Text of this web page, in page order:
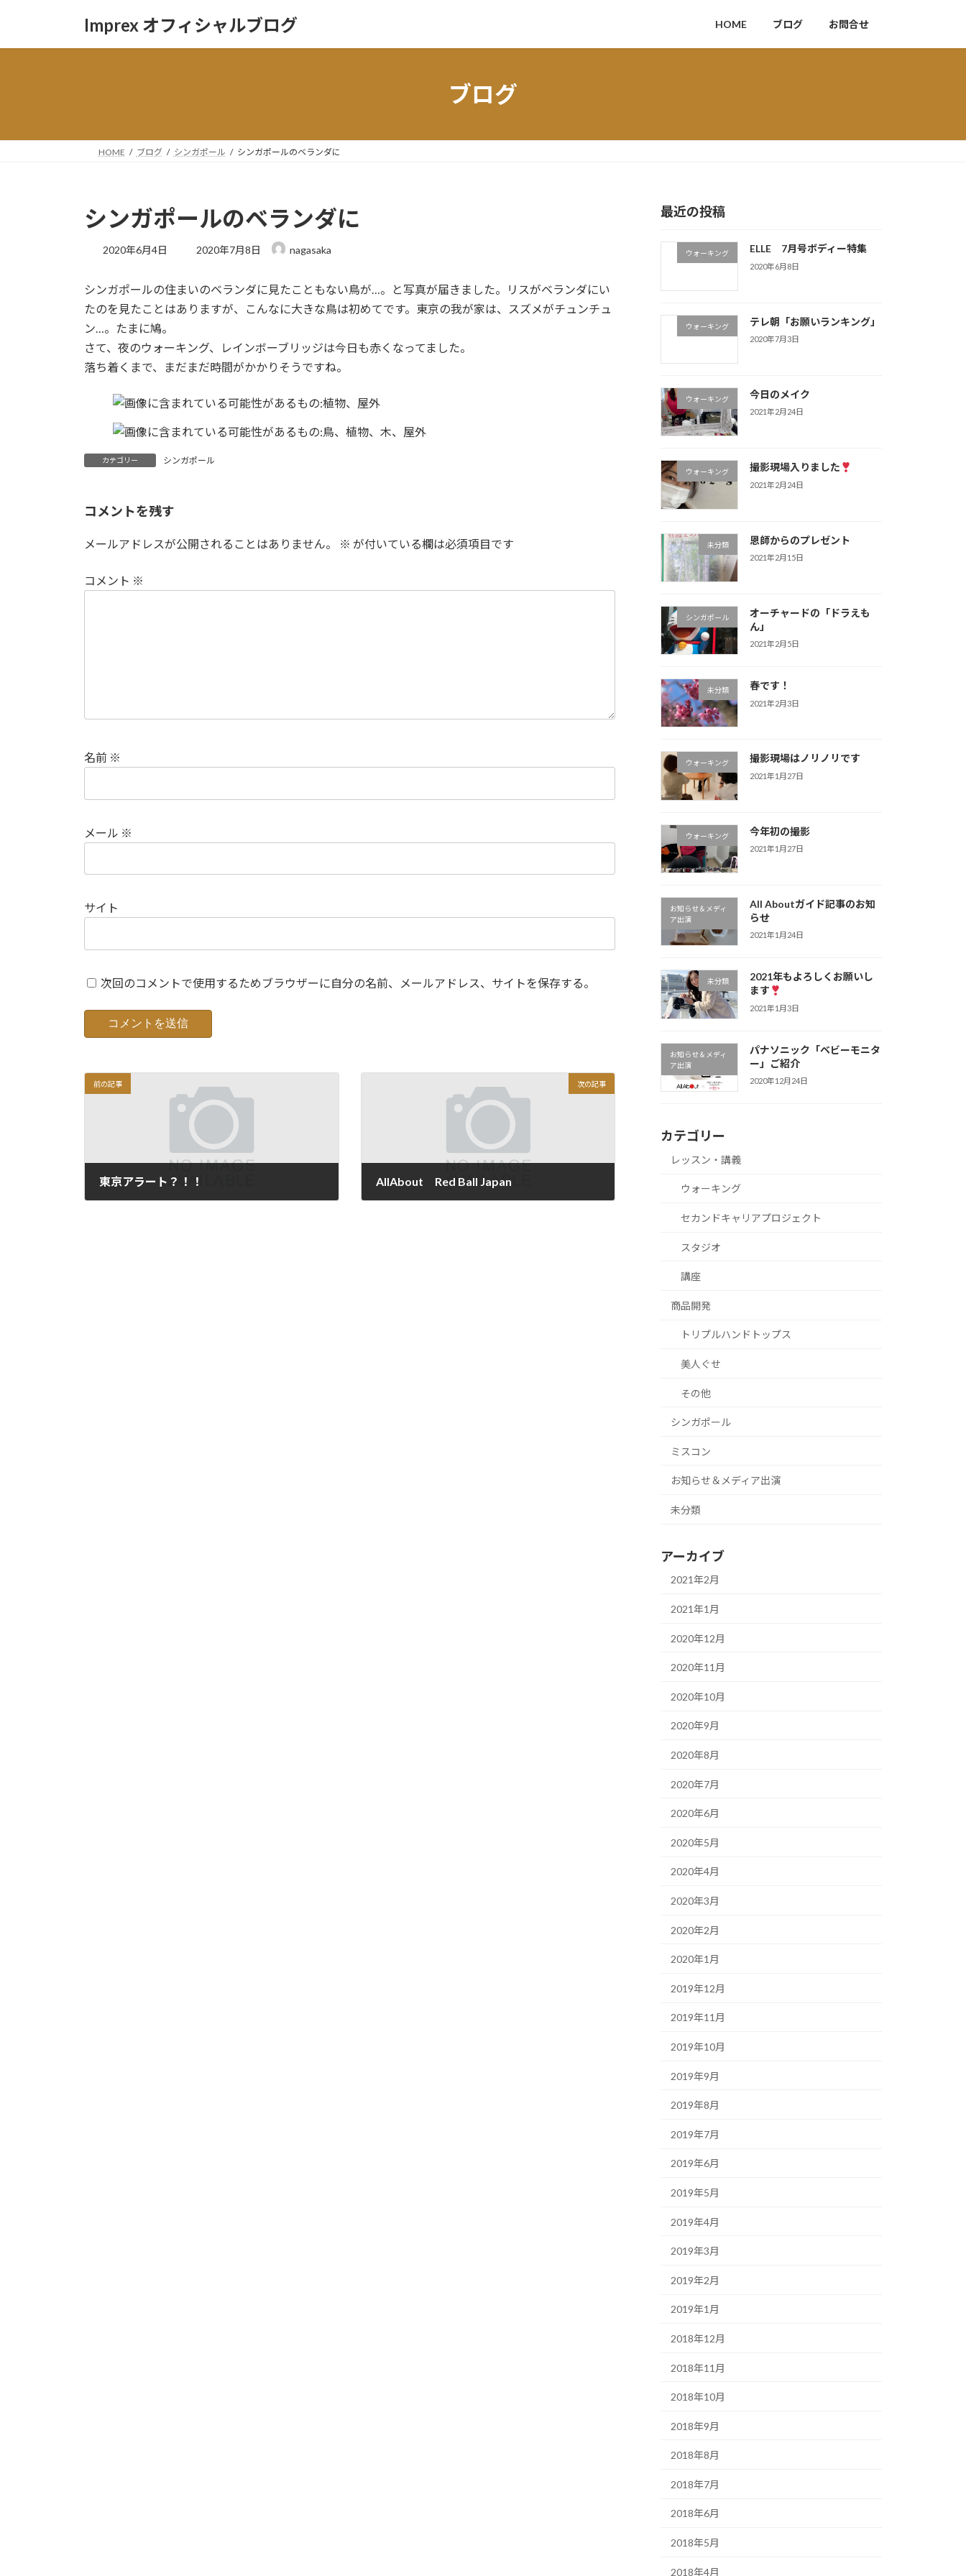
Imprex オフィシャルブログ HOME ブログ お問合せ
ブログ
HOME ブログ シンガポール シンガポールのベランダに
シンガポールのベランダに
2020年6月4日
最
新
日
2020年7月8日 nagasaka
シンガポールの住まいのベランダに見たこともない鳥が…。と写真が届きました。リスがベランダにい
たのを見たことはありますが、こんなに大きな鳥は初めてです。東京の我が家は、スズメがチュンチュ
ン…。たまに鳩。
さて、夜のウォーキング、レインボーブリッジは今日も赤くなってました。
落ち着くまで、まだまだ時間がかかりそうですね。
カテゴリー シンガポール
コメントを残す
メールアドレスが公開されることはありません。 ※ が付いている欄は必須項目です
コメント ※
名前 ※
メール ※
サイト
次回のコメントで使用するためブラウザーに自分の名前、メールアドレス、サイトを保存する。
前の記事
東京アラート？！！
次の記事
AllAbout Red Ball Japan
最近の投稿
ウォーキング ELLE 7月号ボディー特集
2020年6月8日
ウォーキング テレ朝「お願いランキング」
2020年7月3日
ウォーキング 今日のメイク
2021年2月24日
ウォーキング 撮影現場入りました
2021年2月24日
未分類 恩師からのプレゼント
2021年2月15日
シンガポール
オーチャードの「ドラえも
ん」
2021年2月5日
未分類 春です！
2021年2月3日
ウォーキング 撮影現場はノリノリです
2021年1月27日
ウォーキング 今年初の撮影
2021年1月27日
お知らせ＆メディ
ア出演
All Aboutガイド記事のお知
らせ
2021年1月24日
未分類
2021年もよろしくお願いし
ます
2021年1月3日
お知らせ＆メディ
ア出演
パナソニック「ベビーモニタ
ー」ご紹介
2020年12月24日
カテゴリー
レッスン・講義
ウォーキング
セカンドキャリアプロジェクト
スタジオ
講座
商品開発
トリプルハンドトップス
美人ぐせ
その他
シンガポール
ミスコン
お知らせ＆メディア出演
未分類
アーカイブ
2021年2月
2021年1月
2020年12月
2020年11月
2020年10月
2020年9月
2020年8月
2020年7月
2020年6月
2020年5月
2020年4月
2020年3月
2020年2月
2020年1月
2019年12月
2019年11月
2019年10月
2019年9月
2019年8月
2019年7月
2019年6月
2019年5月
2019年4月
2019年3月
2019年2月
2019年1月
2018年12月
2018年11月
2018年10月
2018年9月
2018年8月
2018年7月
2018年6月
2018年5月
2018年4月